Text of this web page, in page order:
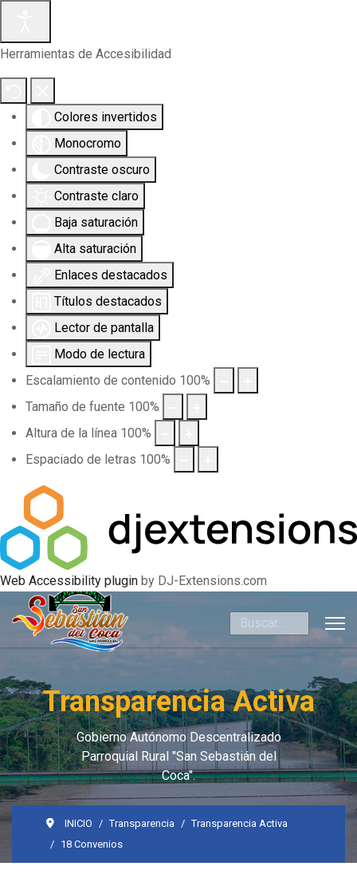
Herramientas de Accesibilidad
Colores invertidos
Monocromo
Contraste oscuro
Contraste claro
Baja saturación
Alta saturación
Enlaces destacados
Títulos destacados
Lector de pantalla
Modo de lectura
Escalamiento de contenido 100%
Tamaño de fuente 100%
Altura de la línea 100%
Espaciado de letras 100%
Web Accessibility plugin by DJ-Extensions.com
Buscar
Transparencia Activa
Gobierno Autónomo Descentralizado
Parroquial Rural "San Sebastián del
Coca".
INICIO Transparencia
Transparencia Activa
18 Convenios